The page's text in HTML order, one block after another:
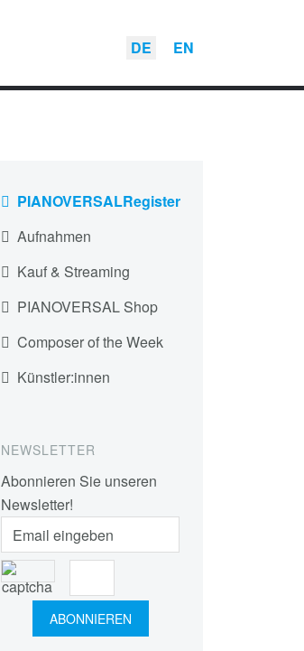
DE EN
PIANOVERSALRegister
Aufnahmen
Kauf & Streaming
PIANOVERSAL Shop
Composer of the Week
Künstler:innen
NEWSLETTER
Abonnieren Sie unseren
Newsletter!